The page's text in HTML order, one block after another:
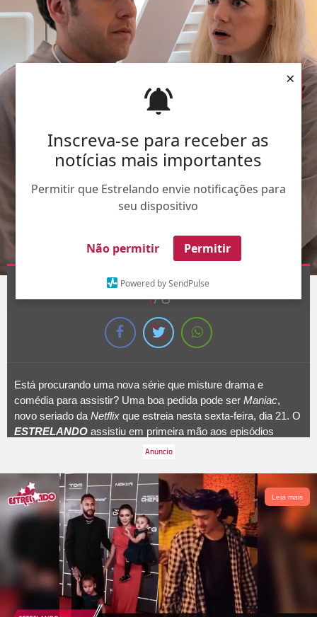
Inscreva-se para receber as
notícias mais importantes
Permitir que Estrelando envie notificações para
seu dispositivo
Não permitir Permitir
Powered by SendPulse
×
1/8
Está procurando uma nova série que misture drama e
comédia para assistir? Uma boa pedida pode ser Maniac,
novo seriado da Netflix que estreia nesta sexta-feira, dia 21. O
ESTRELANDO assistiu em primeira mão aos episódios
iniciais da produção e te dá, a seguir, motivos para embarcar
aproximam durante o teste de uma nova droga farmacêutica
controlado por um médico com seus próprios traumas e um
computador emocionalmente complexo. Ficou curioso? Então
siga com a gente!
Leia mais